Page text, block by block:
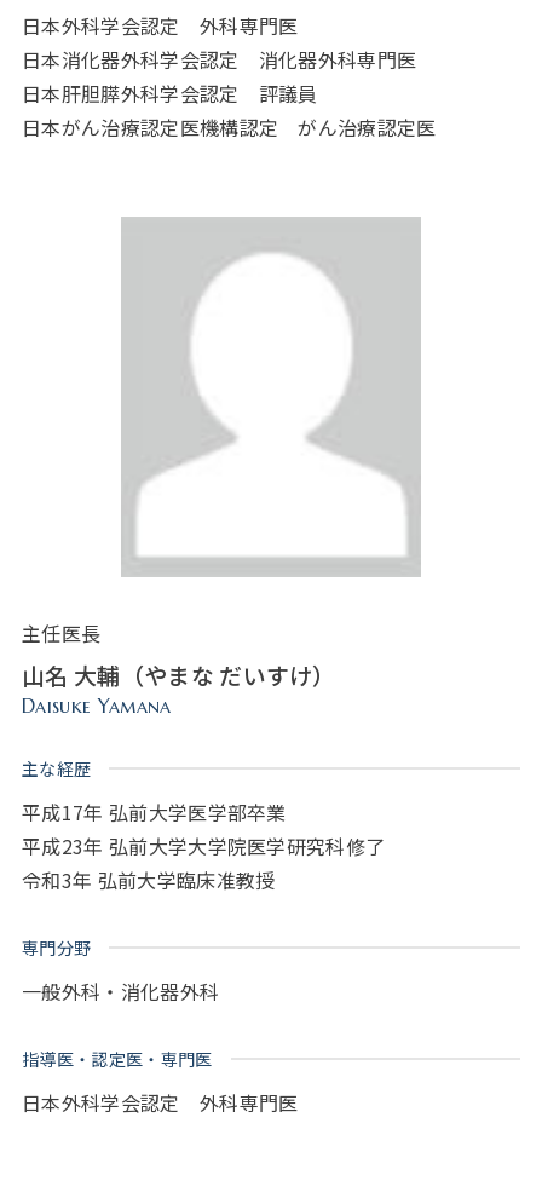
日本外科学会認定 外科専門医
日本消化器外科学会認定 消化器外科専門医
日本肝胆膵外科学会認定 評議員
日本がん治療認定医機構認定 がん治療認定医
主任医長
山名 大輔（やまな だいすけ）
Daisuke Yamana
主な経歴
平成17年 弘前大学医学部卒業
平成23年 弘前大学大学院医学研究科修了
令和3年 弘前大学臨床准教授
専門分野
一般外科・消化器外科
指導医・認定医・専門医
日本外科学会認定 外科専門医